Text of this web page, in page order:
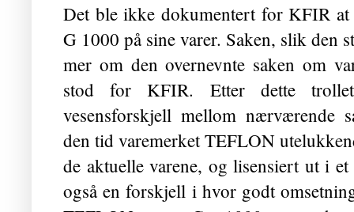
Det ble ikke dokumentert for KFIR at
G 1000 på sine varer. Saken, slik den
mer om den overnevnte saken om
stod for KFIR. Etter dette
vesensforskjell mellom nærværende
den tid varemerket TEFLON
de aktuelle varene, og lisensiert ut i
også en forskjell i hvor godt